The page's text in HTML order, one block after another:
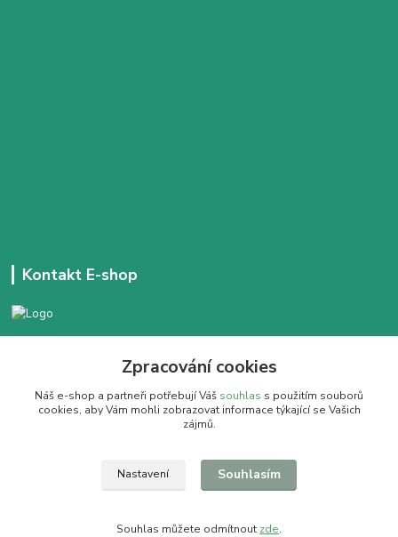
Kontakt E-shop
Denně 14:00 - 21:30 hod
dobracajovnafm@gmail.com
Pít dobrý čaj se vyplatí
Zpracování cookies
Náš e-shop a partneři potřebují Váš souhlas s použitím souborů
cookies, aby Vám mohli zobrazovat informace týkající se Vašich
zájmů.
Nastavení Souhlasím
Souhlas můžete odmítnout zde.